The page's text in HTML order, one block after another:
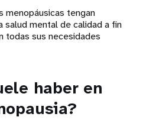
menopáusicas tengan
salud mental de calidad a fin
todas sus necesidades
haber en